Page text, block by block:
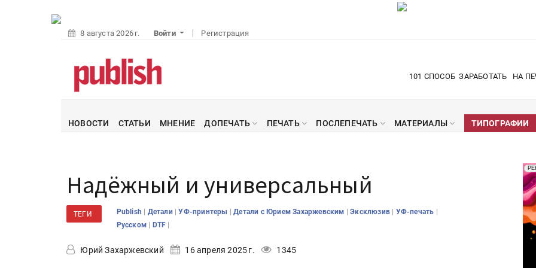
8 августа 2026 г. Войти Регистрация
101 СПОСОБ ЗАРАБОТАТЬ НА
НОВОСТИ СТАТЬИ МНЕНИЕ ДОПЕЧАТЬ ПЕЧАТЬ ПОСЛЕПЕЧАТЬ МАТЕРИАЛЫ ТИПОГРАФИИ
Надёжный и универсальный
ТЕГИ Publish | Детали |УФ-принтеры |Детали с Юрием Захаржевским |Эксклюзив | УФ-печать |
Русском | DTF |
Юрий Захаржевский 16 апреля 2025 г. 1345